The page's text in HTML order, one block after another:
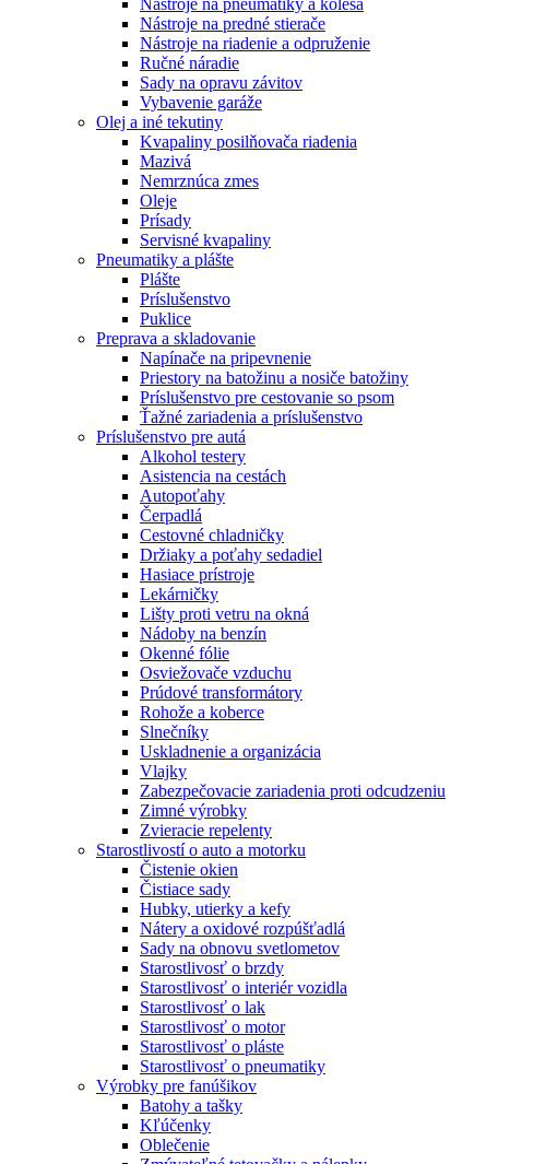
Nástroje na predné stierače
Nástroje na riadenie a odpruženie
Ručné náradie
Sady na opravu závitov
Vybavenie garáže
Olej a iné tekutiny
Kvapaliny posilňovača riadenia
Mazivá
Nemrznúca zmes
Oleje
Prísady
Servisné kvapaliny
Pneumatiky a plášte
Plášte
Príslušenstvo
Puklice
Preprava a skladovanie
Napínače na pripevnenie
Priestory na batožinu a nosiče batožiny
Príslušenstvo pre cestovanie so psom
Ťažné zariadenia a príslušenstvo
Príslušenstvo pre autá
Alkohol testery
Asistencia na cestách
Autopoťahy
Čerpadlá
Cestovné chladničky
Držiaky a poťahy sedadiel
Hasiace prístroje
Lekárničky
Lišty proti vetru na okná
Nádoby na benzín
Okenné fólie
Osviežovače vzduchu
Prúdové transformátory
Rohože a koberce
Slnečníky
Uskladnenie a organizácia
Vlajky
Zabezpečovacie zariadenia proti odcudzeniu
Zimné výrobky
Zvieracie repelenty
Starostlivostí o auto a motorku
Čistenie okien
Čistiace sady
Hubky, utierky a kefy
Nátery a oxidové rozpúšťadlá
Sady na obnovu svetlometov
Starostlivosť o brzdy
Starostlivosť o interiér vozidla
Starostlivosť o lak
Starostlivosť o motor
Starostlivosť o pláste
Starostlivosť o pneumatiky
Výrobky pre fanúšikov
Batohy a tašky
Kľúčenky
Oblečenie